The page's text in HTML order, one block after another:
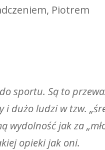
Piotrem
sportu. Są to
i dużo ludzi w tzw.
wydolność jak za
opieki jak oni.